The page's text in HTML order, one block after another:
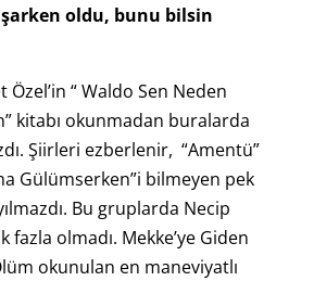
oldu, bunu bilsin
Özel’in “ Waldo Sen Neden
kitabı okunmadan buralarda
Şiirleri ezberlenir, “Amentü”
Gülümserken”i bilmeyen pek
Bu gruplarda Necip
fazla olmadı. Mekke’ye Giden
okunulan en maneviyatlı